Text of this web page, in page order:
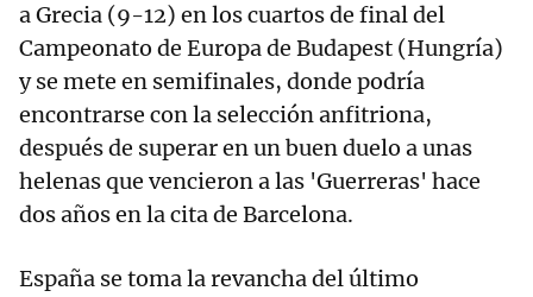
a Grecia (9-12) en los cuartos de final del
Campeonato de Europa de Budapest (Hungría)
y se mete en semifinales, donde podría
encontrarse con la selección anfitriona,
después de superar en un buen duelo a unas
helenas que vencieron a las 'Guerreras' hace
dos años en la cita de Barcelona.
España se toma la revancha del último